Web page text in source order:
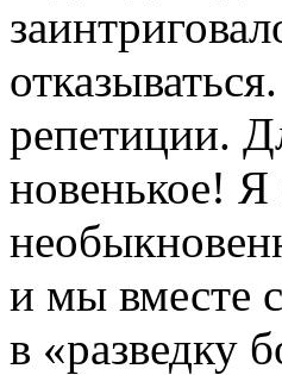
репетиции.
новенькое! Я
и мы вместе
в «разведку